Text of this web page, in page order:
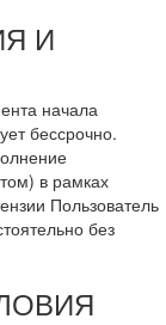
И
начала
бессрочно.
в рамках
Пользователь
без